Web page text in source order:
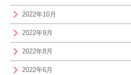
2022年10月
2022年9月
2022年8月
2022年6月